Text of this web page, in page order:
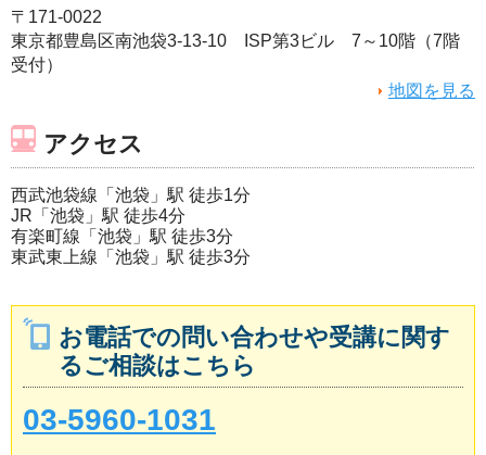
〒171-0022
東京都豊島区南池袋3-13-10 ISP第3ビル 7～10階（7階
受付）
地図を見る
アクセス
西武池袋線「池袋」駅 徒歩1分
JR「池袋」駅 徒歩4分
有楽町線「池袋」駅 徒歩3分
東武東上線「池袋」駅 徒歩3分
お電話での問い合わせや受講に関す
るご相談はこちら
03-5960-1031